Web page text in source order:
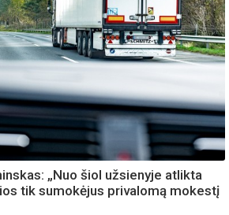
„Nuo šiol užsienyje atlikta
tik sumokėjus privalomą mokestį